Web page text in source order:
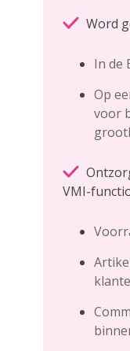
Word
In de
Op
voor
VMI-